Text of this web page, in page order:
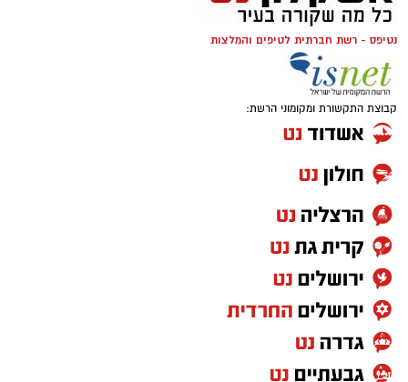
נטיפס - רשת חברתית לטיפים והמלצות
קבוצת התקשורת ומקומוני הרשת: